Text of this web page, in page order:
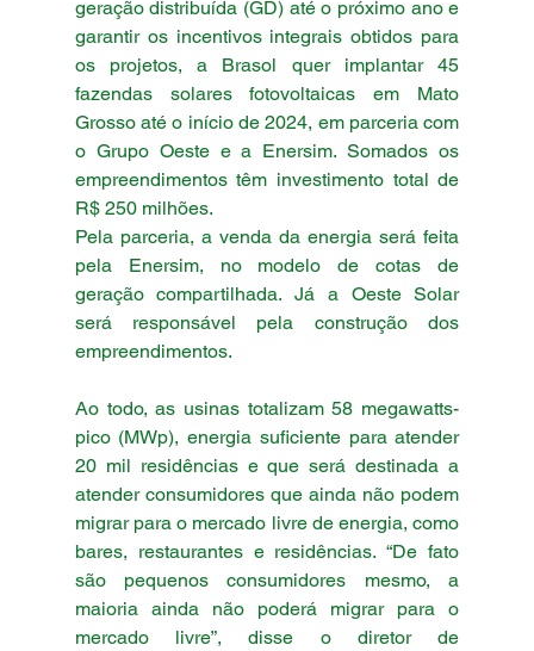
geração distribuída (GD) até o próximo ano e
garantir os incentivos integrais obtidos para
os projetos, a Brasol quer implantar 45
fazendas solares fotovoltaicas em Mato
Grosso até o início de 2024, em parceria com
o Grupo Oeste e a Enersim. Somados os
empreendimentos têm investimento total de
R$ 250 milhões.
Pela parceria, a venda da energia será feita
pela Enersim, no modelo de cotas de
geração compartilhada. Já a Oeste Solar
será responsável pela construção dos
empreendimentos.
Ao todo, as usinas totalizam 58 megawatts-
pico (MWp), energia suficiente para atender
20 mil residências e que será destinada a
atender consumidores que ainda não podem
migrar para o mercado livre de energia, como
bares, restaurantes e residências. “De fato
são pequenos consumidores mesmo, a
maioria ainda não poderá migrar para o
mercado livre”, disse o diretor de